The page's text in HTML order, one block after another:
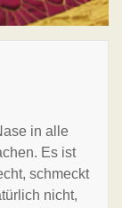
in alle
Es ist
schmeckt
nicht,